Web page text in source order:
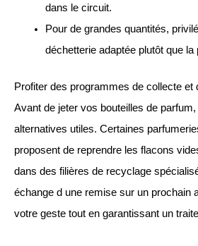
dans le circuit.
Pour de grandes quantités,
déchetterie adaptée plutôt que la
Profiter des programmes de collecte et
Avant de jeter vos bouteilles de
alternatives utiles. Certaines
proposent de reprendre les flacons
dans des filières de recyclage
échange d une remise sur un prochain
votre geste tout en garantissant un